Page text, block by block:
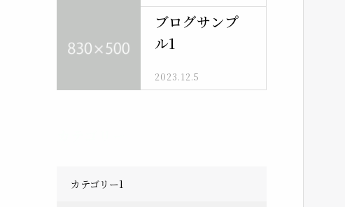
ブログサンプ
ル1
2023.12.5
カテゴリー1